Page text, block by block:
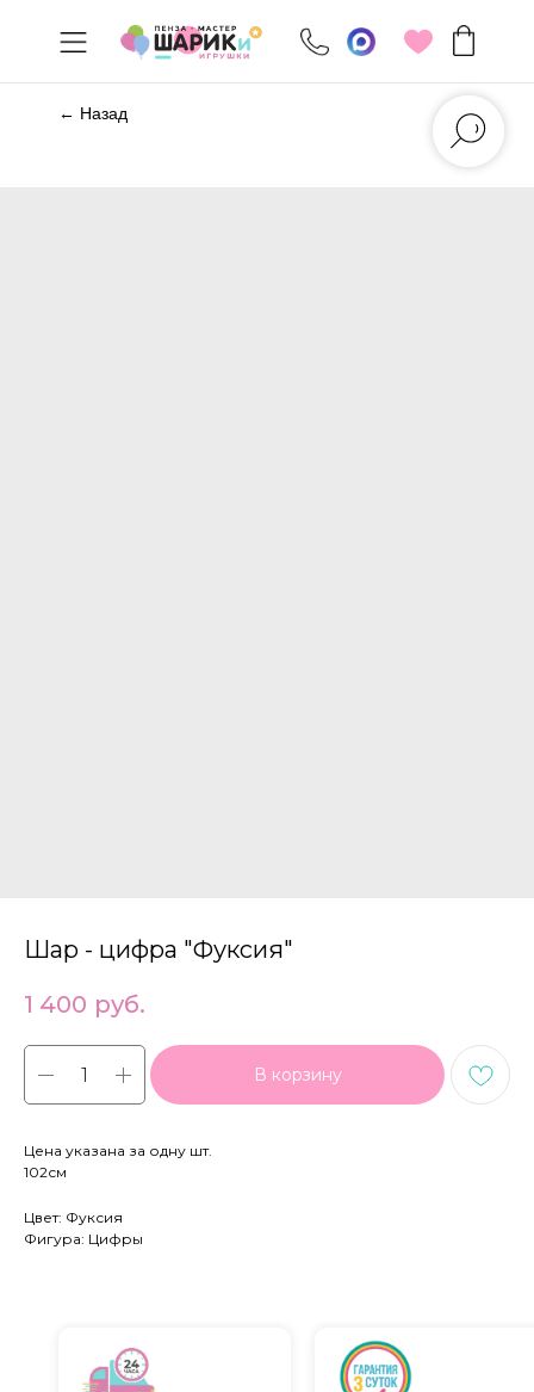
← Назад
Шар - цифра "Фуксия"
1 400 руб.
В корзину
Цена указана за одну шт.
102см
Цвет: Фуксия
Фигура: Цифры